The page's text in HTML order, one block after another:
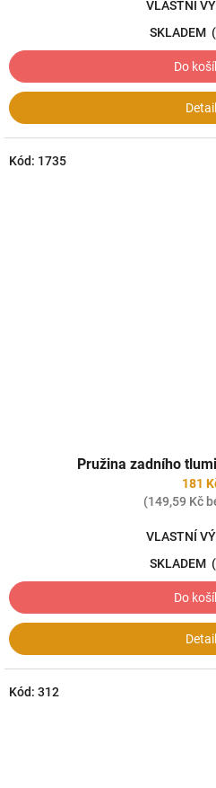
VLASTNÍ
SKLADEM
Do
Detail
Pružina zadního
181
(149,59 Kč
VLASTNÍ
SKLADEM
Do
Detail
Kód: 1735
Kód: 312